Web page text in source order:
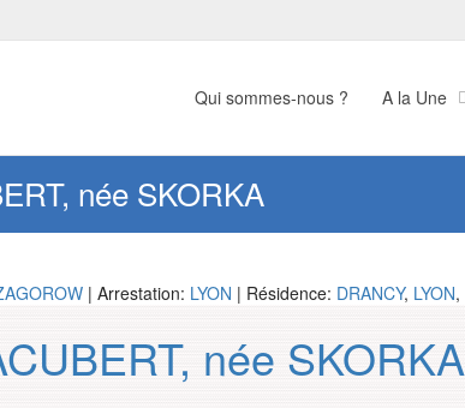
Qui sommes-nous ? A la Une
née SKORKA
| Arrestation: LYON | Résidence: DRANCY, LYON,
née SKORKA